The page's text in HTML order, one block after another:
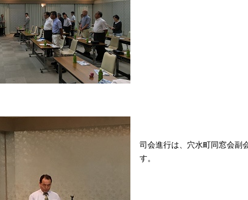
司会進行は、穴水町同窓会副
す。